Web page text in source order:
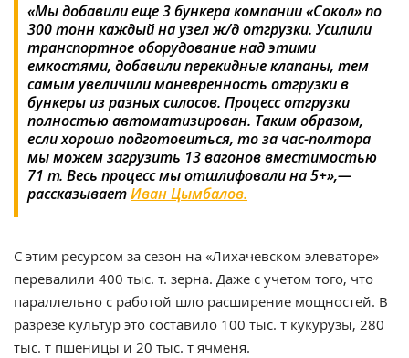
«Мы добавили еще 3 бункера компании «Сокол» по
300 тонн каждый на узел ж/д отгрузки. Усилили
транспортное оборудование над этими
емкостями, добавили перекидные клапаны, тем
самым увеличили маневренность отгрузки в
бункеры из разных силосов. Процесс отгрузки
полностью автоматизирован. Таким образом,
если хорошо подготовиться, то за час-полтора
мы можем загрузить 13 вагонов вместимостью
71 т. Весь процесс мы отшлифовали на 5+»,—
рассказываетИван Цымбалов.
С этим ресурсом за сезон на «Лихачевском элеваторе»
перевалили 400 тыс. т. зерна. Даже с учетом того, что
параллельно с работой шло расширение мощностей. В
разрезе культур это составило 100 тыс. т кукурузы, 280
тыс. т пшеницы и 20 тыс. т ячменя.